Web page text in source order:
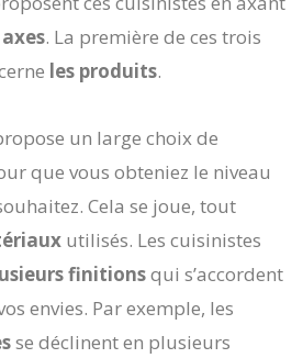
. La première de ces trois
les produits.
un large choix de
que vous obteniez le niveau
Cela se joue, tout
utilisés. Les cuisinistes
finitionsqui s’accordent
envies. Par exemple, les
se déclinent en plusieurs